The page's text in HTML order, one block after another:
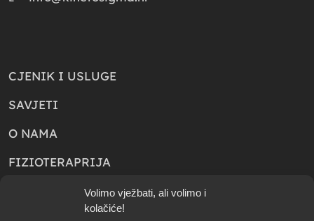
Volimo vježbati, ali volimo i
kolačiće!
CJENIK I USLUGE
SAVJETI
O NAMA
FIZIOTERAPRIJA